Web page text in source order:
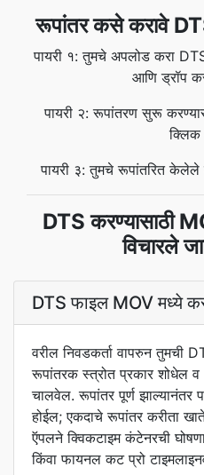
रूपांतर कसे करावे
पायरी १: तुमचे अपलोड करा
आणि ड्रॉप
पायरी २: रूपांतरण सुरू
क्लिक
पायरी ३: तुमचे रूपांतरित
DTS करण्यासाठी
विचारले
DTS फाइल MOV मध्ये
वरील निवडकर्ता वापरुन तुमची
रूपांतरक स्त्रोत प्रकार शोधेल
चालवेल. रूपांतर पूर्ण झाल्यानंतर
होईल; एकदाचे रूपांतर करीता
ऍपलने क्विकटाइम कंटेनरची
किंवा फायनल कट प्रो